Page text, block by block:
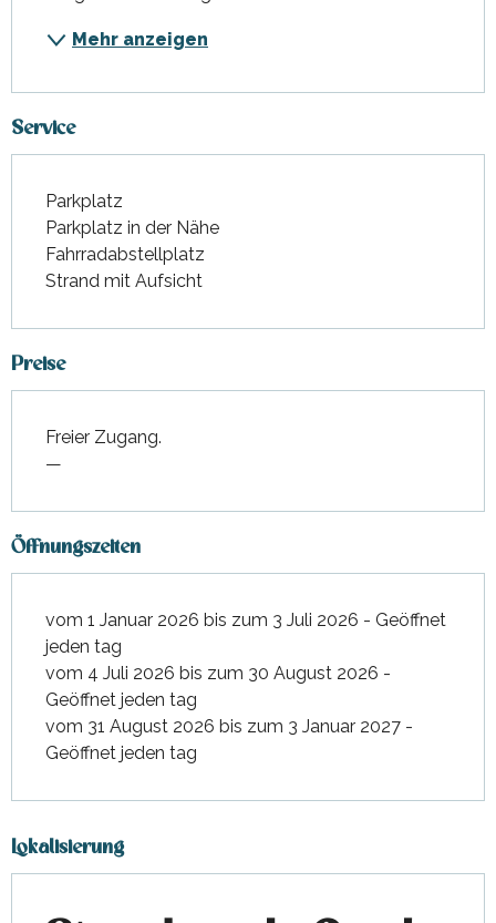
Mehr anzeigen
Service
Parkplatz
Parkplatz in der Nähe
Fahrradabstellplatz
Strand mit Aufsicht
Preise
Freier Zugang.
—
Öffnungszeiten
vom 1 Januar 2026 bis zum 3 Juli 2026 - Geöffnet
jeden tag
vom 4 Juli 2026 bis zum 30 August 2026 -
Geöffnet jeden tag
vom 31 August 2026 bis zum 3 Januar 2027 -
Geöffnet jeden tag
Lokalisierung